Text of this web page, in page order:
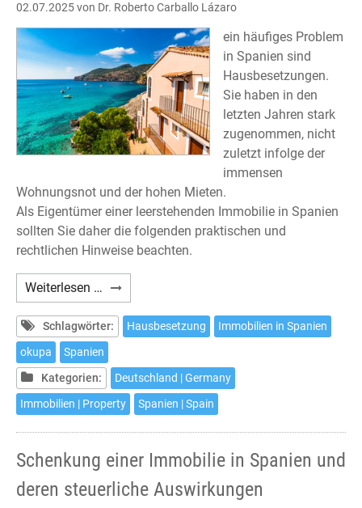
02.07.2025von Dr. Roberto Carballo Lázaro
ein häufiges Problem
in Spanien sind
Hausbesetzungen.
Sie haben in den
letzten Jahren stark
zugenommen, nicht
zuletzt infolge der
immensen
Wohnungsnot und der hohen Mieten.
Als Eigentümer einer leerstehenden Immobilie in Spanien
sollten Sie daher die folgenden praktischen und
rechtlichen Hinweise beachten.
Weiterlesen … Haus-
und
Wohnungsbesetzungen
in
Spanien
–
Was
Schlagwörter: Hausbesetzung
Immobilien in Spanien
okupa
Spanien
Kategorien:
Deutschland | Germany
Immobilien | Property
Spanien | Spain
Schenkung einer Immobilie in Spanien und
deren steuerliche Auswirkungen